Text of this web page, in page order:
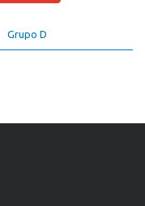
Grupo D